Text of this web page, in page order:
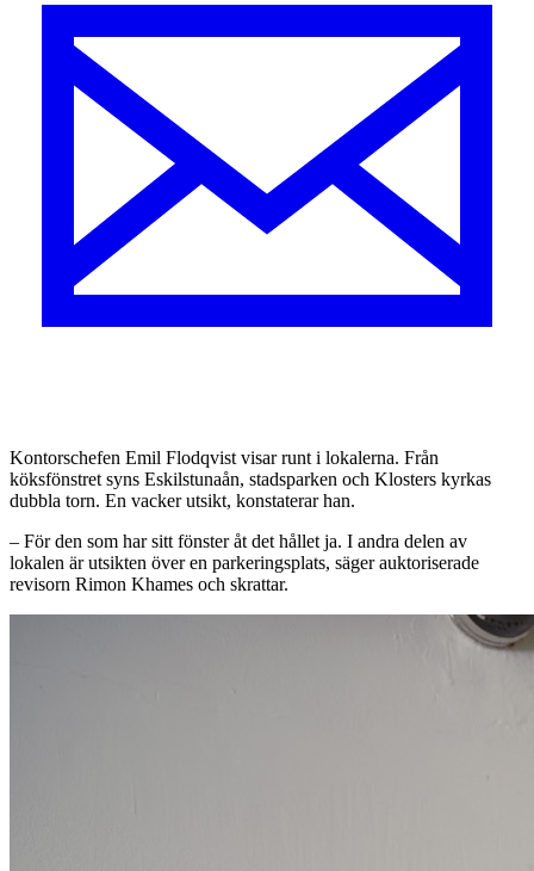
Kontorschefen Emil Flodqvist visar runt i lokalerna. Från
köksfönstret syns Eskilstunaån, stadsparken och Klosters kyrkas
dubbla torn. En vacker utsikt, konstaterar han.
– För den som har sitt fönster åt det hållet ja. I andra delen av
lokalen är utsikten över en parkeringsplats, säger auktoriserade
revisorn Rimon Khames och skrattar.